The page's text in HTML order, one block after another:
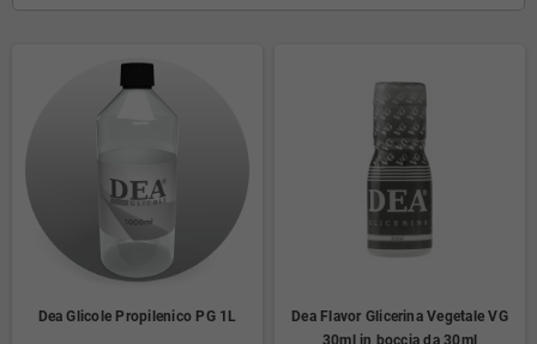
Dea Glicole Propilenico PG 1L
Dea Flavor Glicerina Vegetale VG
30ml in boccia da 30ml